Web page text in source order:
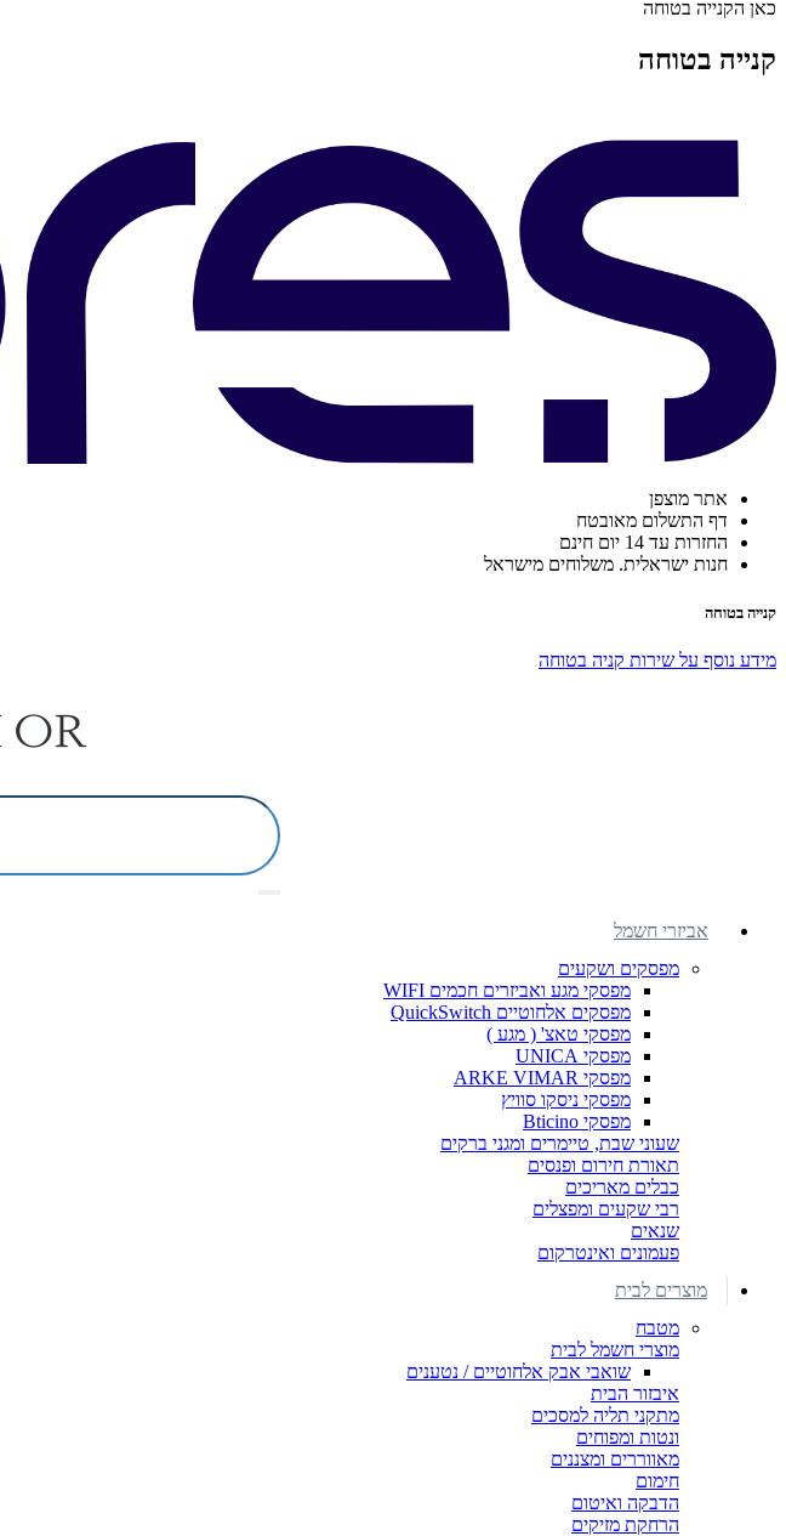
כאן הקנייה בטוחה
קנייה בטוחה
אתר מוצפן
דף התשלום מאובטח
החזרות עד 14 יום חינם
חנות ישראלית. משלוחים מישראל
קנייה בטוחה
מידע נוסף על שירות קניה בטוחה
אביזרי חשמל
מפסקים ושקעים
מפסקי מגע ואביזרים חכמים WIFI
מפסקים אלחוטיים QuickSwitch
מפסקי טאצ' ( מגע )
מפסקי UNICA
מפסקי ARKE VIMAR
מפסקי ניסקו סוויץ
מפסקי Bticino
שעוני שבת, טיימרים ומגני ברקים
תאורת חירום ופנסים
כבלים מאריכים
רבי שקעים ומפצלים
שנאים
פעמונים ואינטרקום
מוצרים לבית
מטבח
מוצרי חשמל לבית
שואבי אבק אלחוטיים / נטענים
איבזור הבית
מתקני תליה למסכים
ונטות ומפוחים
מאווררים ומצננים
חימום
הדבקה ואיטום
הרחקת מזיקים